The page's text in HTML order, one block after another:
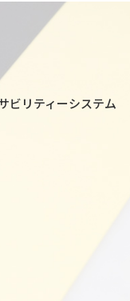
ビリティーシステム